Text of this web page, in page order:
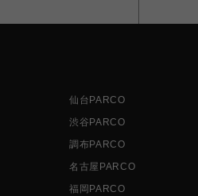
仙台PARCO
渋谷PARCO
調布PARCO
名古屋PARCO
福岡PARCO